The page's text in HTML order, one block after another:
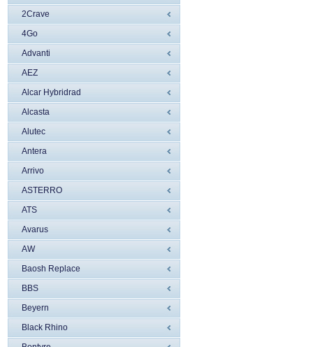
2Crave
4Go
Advanti
AEZ
Alcar Hybridrad
Alcasta
Alutec
Antera
Arrivo
ASTERRO
ATS
Avarus
AW
Baosh Replace
BBS
Beyern
Black Rhino